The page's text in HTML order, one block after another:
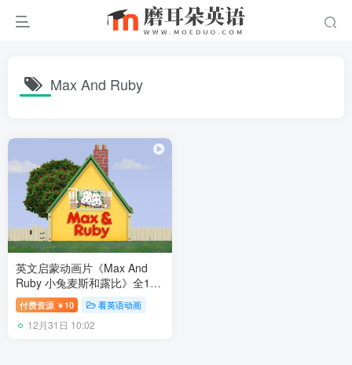
Max And Ruby
英文启蒙动画片《Max And
Ruby 小兔麦斯和露比》全1-7
季共337集，标清视频带英文
字幕，百度网盘下载！
付费资源 ￥ 10 看英语动画
12月31日 10:02